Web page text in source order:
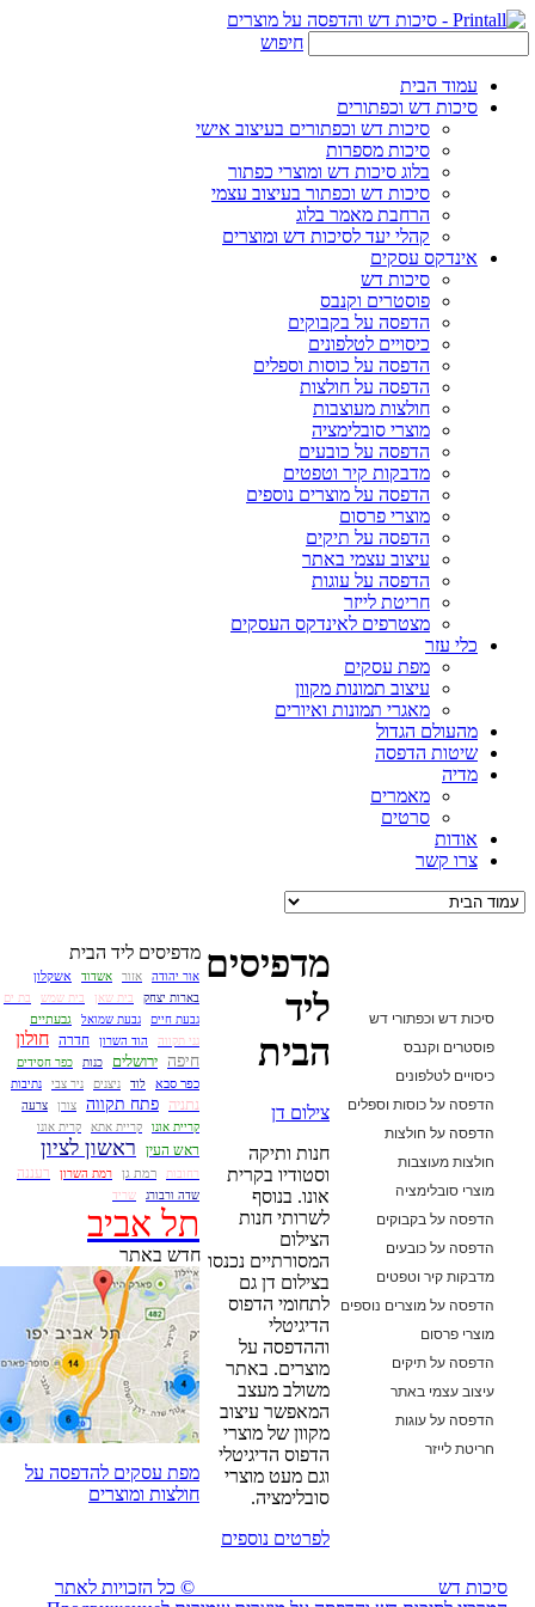
חיפוש
עמוד הבית
סיכות דש וכפתורים
סיכות דש וכפתורים בעיצוב אישי
סיכות מספרות
בלוג סיכות דש ומוצרי כפתור
סיכות דש וכפתור בעיצוב עצמי
הרחבת מאמר בלוג
קהלי יעד לסיכות דש ומוצרים
אינדקס עסקים
סיכות דש
פוסטרים וקנבס
הדפסה על בקבוקים
כיסויים לטלפונים
הדפסה על כוסות וספלים
הדפסה על חולצות
חולצות מעוצבות
מוצרי סובלימציה
הדפסה על כובעים
מדבקות קיר וטפטים
הדפסה על מוצרים נוספים
מוצרי פרסום
הדפסה על תיקים
עיצוב עצמי באתר
הדפסה על עוגות
חריטת לייזר
מצטרפים לאינדקס העסקים
כלי עזר
מפת עסקים
עיצוב תמונות מקוון
מאגרי תמונות ואיורים
מהעולם הגדול
שיטות הדפסה
מדיה
מאמרים
סרטים
אודות
צרו קשר
סיכות דש וכפתורי דש
פוסטרים וקנבס
כיסויים לטלפונים
הדפסה על כוסות וספלים
הדפסה על חולצות
חולצות מעוצבות
מוצרי סובלימציה
הדפסה על בקבוקים
הדפסה על כובעים
מדבקות קיר וטפטים
הדפסה על מוצרים נוספים
מוצרי פרסום
הדפסה על תיקים
עיצוב עצמי באתר
הדפסה על עוגות
חריטת לייזר
מדפיסים
ליד
הבית
צילום דן
חנות ותיקה
וסטודיו בקרית
אונו. בנוסף
לשרותי חנות
הצילום
המסורתיים נכנסו
בצילום דן גם
לתחומי הדפוס
הדיגיטלי
וההדפסה על
מוצרים. באתר
משולב מעצב
המאפשר עיצוב
מקוון של מוצרי
הדפוס הדיגיטלי
וגם מעט מוצרי
סובלימציה.
לפרטים נוספים
מדפיסים ליד הבית
אור יהודה אזור אשדוד אשקלון
בארות יצחק בית שאן בית שמש
בת ים
גבעת חיים
גבעת שמואל גבעתיים
גני תקווה הוד השרון חדרה חולון
חיפה ירושלים כנות כפר חסידים
כפר סבא לוד ניצנים ניר צבי נתיבות
נתניה פתח תקווה צורן
צרעה
קריית אונו
קריית אתא קרית אונו
ראש העין ראשון לציון
רחובות רמת גן רמת השרון רעננה
שדה ורבורג שריד
תל אביב
חדש באתר
מפת עסקים להדפסה על
חולצות ומוצרים
סיכות דש© כל הזכויות לאתר